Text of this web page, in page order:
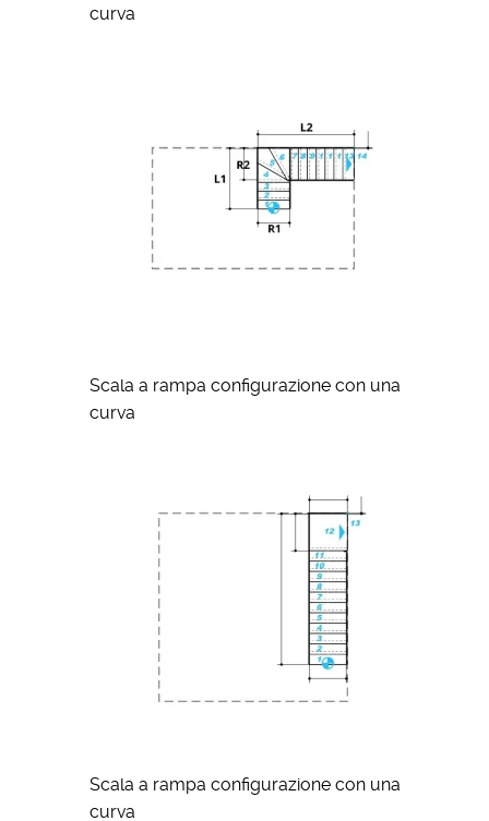
curva
Scala a rampa configurazione con una
curva
Scala a rampa configurazione con una
curva